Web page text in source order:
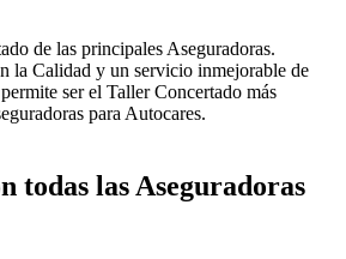
de las principales Aseguradoras.
la Calidad y un servicio inmejorable de
ser el Taller Concertado más
para Autocares.
todas las Aseguradoras